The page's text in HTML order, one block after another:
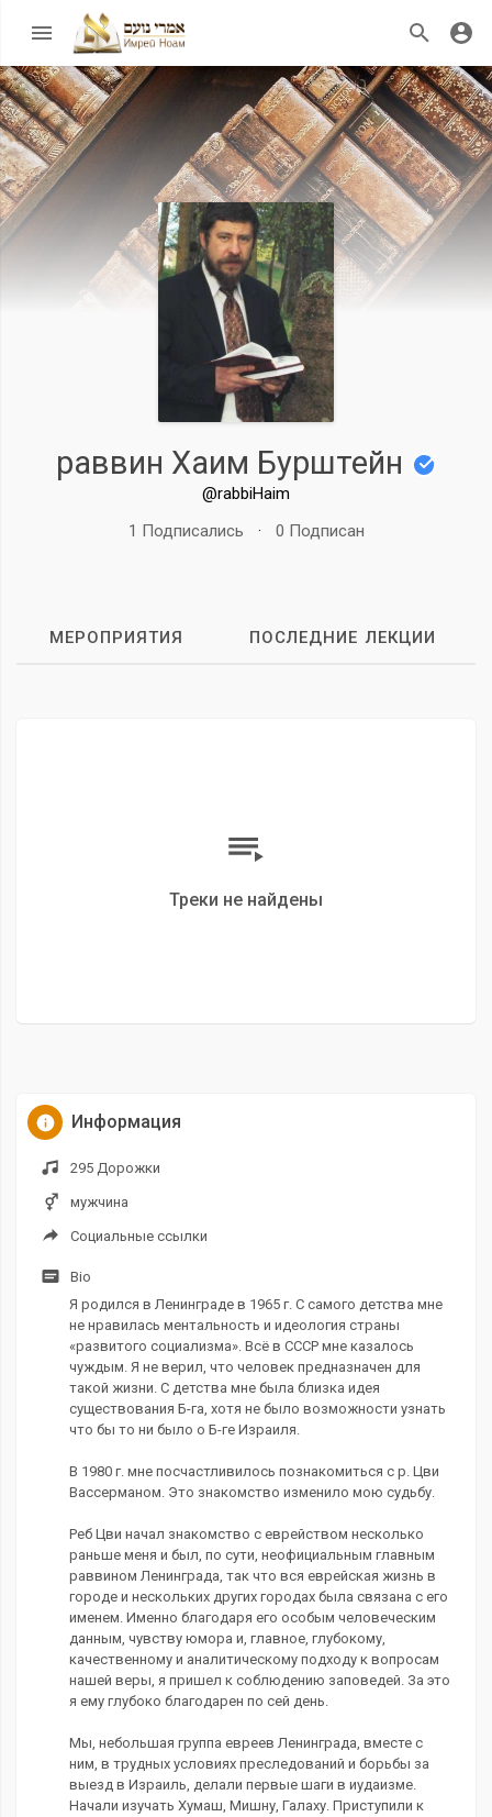
раввин Хаим Бурштейн
@rabbiHaim
1 Подписались
· 0 Подписан
МЕРОПРИЯТИЯ ПОСЛЕДНИЕ ЛЕКЦИИ
Треки не найдены
Информация
295 Дорожки
мужчина
Социальные ссылки
Bio
Я родился в Ленинграде в 1965 г. С самого детства мне
не нравилась ментальность и идеология страны
«развитого социализма». Всё в СССР мне казалось
чуждым. Я не верил, что человек предназначен для
такой жизни. С детства мне была близка идея
существования Б-га, хотя не было возможности узнать
что бы то ни было о Б-ге Израиля.
В 1980 г. мне посчастливилось познакомиться с р. Цви
Вассерманом. Это знакомство изменило мою судьбу.
Реб Цви начал знакомство с еврейством несколько
раньше меня и был, по сути, неофициальным главным
раввином Ленинграда, так что вся еврейская жизнь в
городе и нескольких других городах была связана с его
именем. Именно благодаря его особым человеческим
данным, чувству юмора и, главное, глубокому,
качественному и аналитическому подходу к вопросам
нашей веры, я пришел к соблюдению заповедей. За это
я ему глубоко благодарен по сей день.
Мы, небольшая группа евреев Ленинграда, вместе с
ним, в трудных условиях преследований и борьбы за
выезд в Израиль, делали первые шаги в иудаизме.
Начали изучать Хумаш, Мишну, Галаху. Приступили к